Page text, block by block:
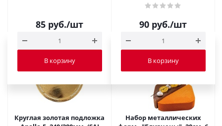
85 руб./шт
В корзину
90 руб./шт
В корзину
Круглая золотая подложка
Набор металлических